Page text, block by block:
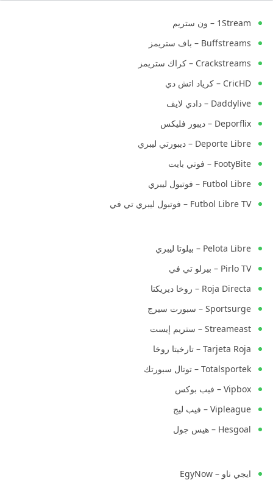
1Stream – ون ستريم
Buffstreams – باف ستريمز
Crackstreams – كراك ستريمز
CricHD – كرياد اتش دي
Daddylive – دادي لايف
Deporflix – ديبور فليكس
Deporte Libre – ديبورتي ليبري
FootyBite – فوتي بايت
Futbol Libre – فوتبول ليبري
Futbol Libre TV – فوتبول ليبري تي في
Pelota Libre – بيلوتا ليبري
Pirlo TV – بيرلو تي في
Roja Directa – روخا ديريكتا
Sportsurge – سبورت سيرج
Streameast – ستريم إيست
Tarjeta Roja – تارخيتا روخا
Totalsportek – توتال سبورتك
Vipbox – فيب بوكس
Vipleague – فيب ليج
Hesgoal – هيس جول
ايجي ناو – EgyNow